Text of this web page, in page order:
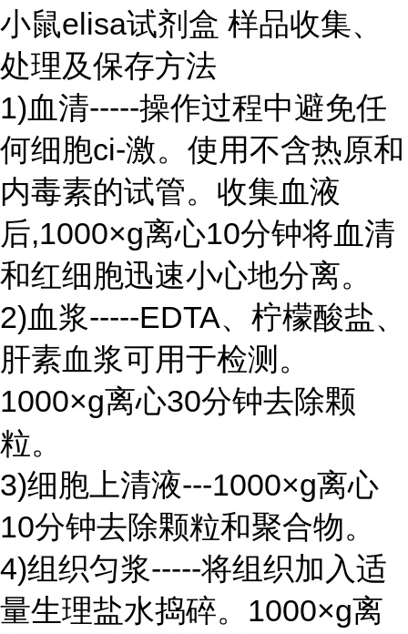
小鼠elisa试剂盒 样品收集、
处理及保存方法
1)血清-----操作过程中避免任
何细胞ci-激。使用不含热原和
内毒素的试管。收集血液
后,1000×g离心10分钟将血清
和红细胞迅速小心地分离。
2)血浆-----EDTA、柠檬酸盐、
肝素血浆可用于检测。
1000×g离心30分钟去除颗
粒。
3)细胞上清液---1000×g离心
10分钟去除颗粒和聚合物。
4)组织匀浆-----将组织加入适
量生理盐水捣碎。1000×g离